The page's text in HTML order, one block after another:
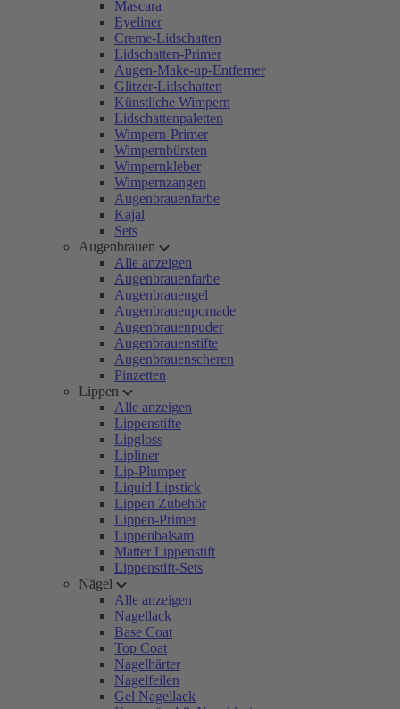
Mascara
Eyeliner
Creme-Lidschatten
Lidschatten-Primer
Augen-Make-up-Entferner
Glitzer-Lidschatten
Künstliche Wimpern
Lidschattenpaletten
Wimpern-Primer
Wimpernbürsten
Wimpernkleber
Wimpernzangen
Augenbrauenfarbe
Kajal
Sets
Augenbrauen
Alle anzeigen
Augenbrauenfarbe
Augenbrauengel
Augenbrauenpomade
Augenbrauenpuder
Augenbrauenstifte
Augenbrauenscheren
Pinzetten
Lippen
Alle anzeigen
Lippenstifte
Lipgloss
Lipliner
Lip-Plumper
Liquid Lipstick
Lippen Zubehör
Lippen-Primer
Lippenbalsam
Matter Lippenstift
Lippenstift-Sets
Nägel
Alle anzeigen
Nagellack
Base Coat
Top Coat
Nagelhärter
Nagelfeilen
Gel Nagellack